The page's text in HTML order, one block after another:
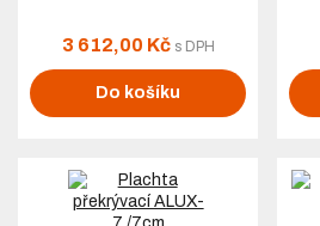
3 612,00 Kč s DPH
Do košíku